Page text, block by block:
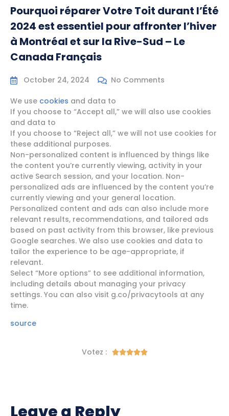
Pourquoi réparer Votre Toit durant l’Été
2024 est essentiel pour affronter l’hiver
à Montréal et sur la Rive-Sud – Le
Canada Français
October 24, 2024 No Comments
We use cookies and data to
If you choose to “Accept all,” we will also use cookies
and data to
If you choose to “Reject all,” we will not use cookies for
these additional purposes.
Non-personalized content is influenced by things like
the content you’re currently viewing, activity in your
active Search session, and your location. Non-
personalized ads are influenced by the content you’re
currently viewing and your general location.
Personalized content and ads can also include more
relevant results, recommendations, and tailored ads
based on past activity from this browser, like previous
Google searches. We also use cookies and data to
tailor the experience to be age-appropriate, if
relevant.
Select “More options” to see additional information,
including details about managing your privacy
settings. You can also visit g.co/privacytools at any
time.
source
Votez : 